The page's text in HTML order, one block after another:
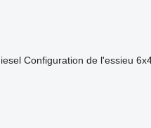
Configuration de l'essieu